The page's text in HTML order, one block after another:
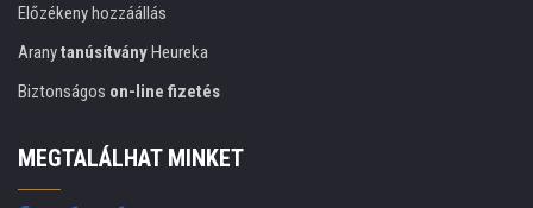
Előzékeny hozzáállás
AranytanúsítványHeureka
Biztonságos on-line fizetés
MEGTALÁLHAT MINKET